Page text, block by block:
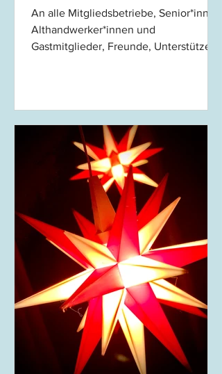
An alle Mitgliedsbetriebe, Senior*innen,
Althandwerker*innen und
Gastmitglieder, Freunde, Unterstützer
das uns als Gemeinschaft wieder
einmal gezeigt hat, wie wertvoll
Zusammenhalt und Engagement sind.
Eine bedeutende Veränderung steht
uns in Hessen bevor: Künftig wird es
voraussichtlich nur noch einen
Schulstandort für Raumausstatter*innen
geben - an der Anni-